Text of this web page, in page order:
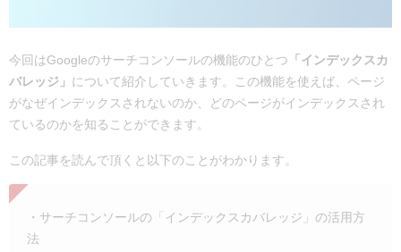
今回はGoogleのサーチコンソールの機能のひとつ 「インデックスカ
バレッジ」 について紹介していきます。この機能を使えば、ページ
がなぜインデックスされないのか、どのページがインデックスされ
ているのかを知ることができます。
この記事を読んで頂くと以下のことがわかります。
・サーチコンソールの「インデックスカバレッジ」の活用方
法